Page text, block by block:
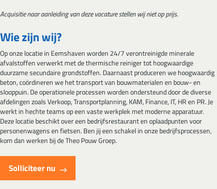
Acquisitie naar aanleiding van deze vacature stellen wij niet op prijs.
Wie zijn wij?
Op onze locatie in Eemshaven worden 24/7 verontreinigde minerale
afvalstoffen verwerkt met de thermische reiniger tot hoogwaardige
duurzame secundaire grondstoffen. Daarnaast produceren we hoogwaardig
beton, coördineren we het transport van bouwmaterialen en bouw- en
slooppuin. De operationele processen worden ondersteund door de diverse
afdelingen zoals Verkoop, Transportplanning, KAM, Finance, IT, HR en PR. Je
werkt in hechte teams op een vaste werkplek met moderne apparatuur.
Deze locatie beschikt over een bedrijfsrestaurant en oplaadpunten voor
personenwagens en fietsen. Ben jij een schakel in onze bedrijfsprocessen,
kom dan werken bij de Theo Pouw Groep.
Solliciteer nu